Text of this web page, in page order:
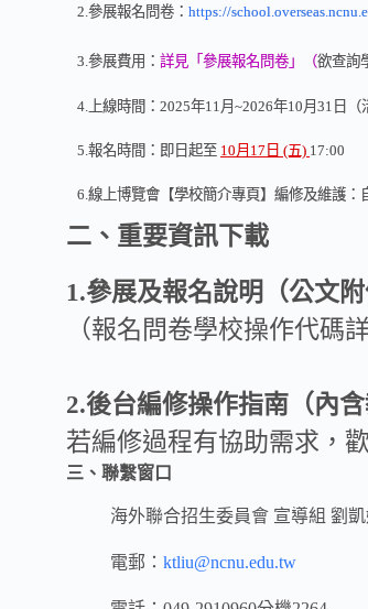
2.參展報名問卷：https://
3.參展費用：詳見「參展報名問卷」（欲查詢
4.上線時間：2025年11月~2026年10月31日（
5.報名時間：即日起至 10月17日 (五) 17:00
6.線上博覽會【學校簡介專頁】編修及維護：
二、重要資訊下載
1.參展及報名說明（公文附
（報名問卷學校操作代碼
2.後台編修操作指南（內含
若編修過程有協助需求，
三、聯繫窗口
海外聯合招生委員會 宣導組 劉
電郵：ktliu@ncnu.edu.tw